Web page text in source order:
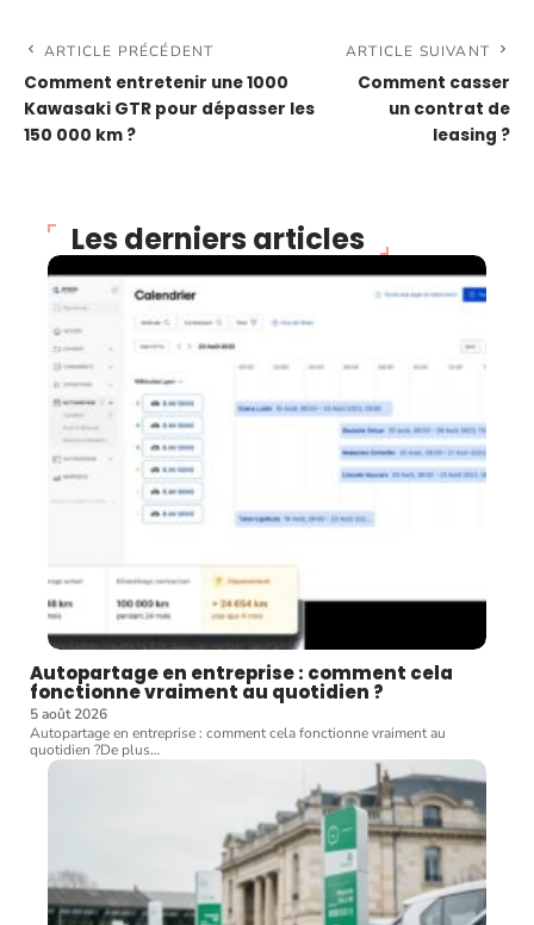
ARTICLE PRÉCÉDENT
Comment entretenir une 1000
Kawasaki GTR pour dépasser les
150 000 km ?
ARTICLE SUIVANT
Comment casser
un contrat de
leasing ?
Les derniers articles
Autopartage en entreprise : comment cela
fonctionne vraiment au quotidien ?
5 août 2026
Autopartage en entreprise : comment cela fonctionne vraiment au
quotidien ?De plus…